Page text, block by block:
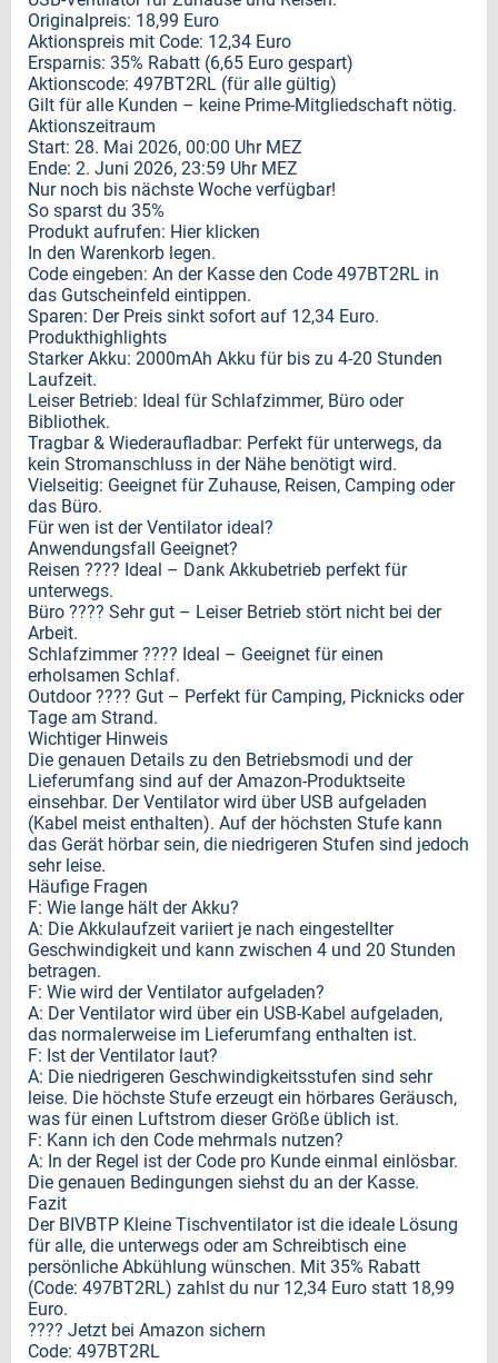
Originalpreis: 18,99 Euro
Aktionspreis mit Code: 12,34 Euro
Ersparnis: 35% Rabatt (6,65 Euro gespart)
Aktionscode: 497BT2RL (für alle gültig)
Gilt für alle Kunden – keine Prime-Mitgliedschaft nötig.
Aktionszeitraum
Start: 28. Mai 2026, 00:00 Uhr MEZ
Ende: 2. Juni 2026, 23:59 Uhr MEZ
Nur noch bis nächste Woche verfügbar!
So sparst du 35%
Produkt aufrufen: Hier klicken
In den Warenkorb legen.
Code eingeben: An der Kasse den Code 497BT2RL in
das Gutscheinfeld eintippen.
Sparen: Der Preis sinkt sofort auf 12,34 Euro.
Produkthighlights
Starker Akku: 2000mAh Akku für bis zu 4-20 Stunden
Laufzeit.
Leiser Betrieb: Ideal für Schlafzimmer, Büro oder
Bibliothek.
Tragbar & Wiederaufladbar: Perfekt für unterwegs, da
kein Stromanschluss in der Nähe benötigt wird.
Vielseitig: Geeignet für Zuhause, Reisen, Camping oder
das Büro.
Für wen ist der Ventilator ideal?
Anwendungsfall Geeignet?
Reisen ???? Ideal – Dank Akkubetrieb perfekt für
unterwegs.
Büro ???? Sehr gut – Leiser Betrieb stört nicht bei der
Arbeit.
Schlafzimmer ???? Ideal – Geeignet für einen
erholsamen Schlaf.
Outdoor ???? Gut – Perfekt für Camping, Picknicks oder
Tage am Strand.
Wichtiger Hinweis
Die genauen Details zu den Betriebsmodi und der
Lieferumfang sind auf der Amazon-Produktseite
einsehbar. Der Ventilator wird über USB aufgeladen
(Kabel meist enthalten). Auf der höchsten Stufe kann
das Gerät hörbar sein, die niedrigeren Stufen sind jedoch
sehr leise.
Häufige Fragen
F: Wie lange hält der Akku?
A: Die Akkulaufzeit variiert je nach eingestellter
Geschwindigkeit und kann zwischen 4 und 20 Stunden
betragen.
F: Wie wird der Ventilator aufgeladen?
A: Der Ventilator wird über ein USB-Kabel aufgeladen,
das normalerweise im Lieferumfang enthalten ist.
F: Ist der Ventilator laut?
A: Die niedrigeren Geschwindigkeitsstufen sind sehr
leise. Die höchste Stufe erzeugt ein hörbares Geräusch,
was für einen Luftstrom dieser Größe üblich ist.
F: Kann ich den Code mehrmals nutzen?
A: In der Regel ist der Code pro Kunde einmal einlösbar.
Die genauen Bedingungen siehst du an der Kasse.
Fazit
Der BIVBTP Kleine Tischventilator ist die ideale Lösung
für alle, die unterwegs oder am Schreibtisch eine
persönliche Abkühlung wünschen. Mit 35% Rabatt
(Code: 497BT2RL) zahlst du nur 12,34 Euro statt 18,99
Euro.
???? Jetzt bei Amazon sichern
Code: 497BT2RL